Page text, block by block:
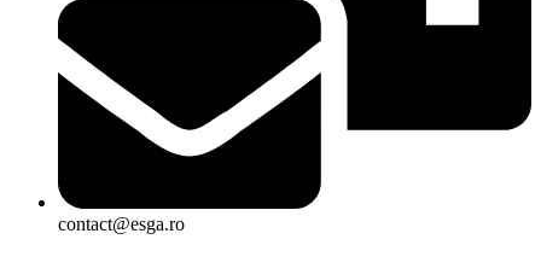
contact@esga.ro